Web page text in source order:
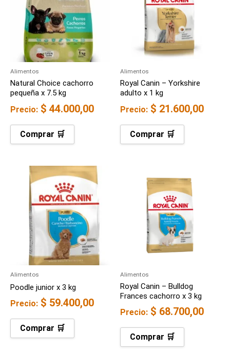
Alimentos
Natural Choice cachorro
pequeña x 7.5 kg
Precio: $ 44.000,00
Comprar 🛒
Alimentos
Royal Canin – Yorkshire
adulto x 1 kg
Precio: $ 21.600,00
Comprar 🛒
Alimentos
Poodle junior x 3 kg
Precio: $ 59.400,00
Comprar 🛒
Alimentos
Royal Canin – Bulldog
Frances cachorro x 3 kg
Precio: $ 68.700,00
Comprar 🛒